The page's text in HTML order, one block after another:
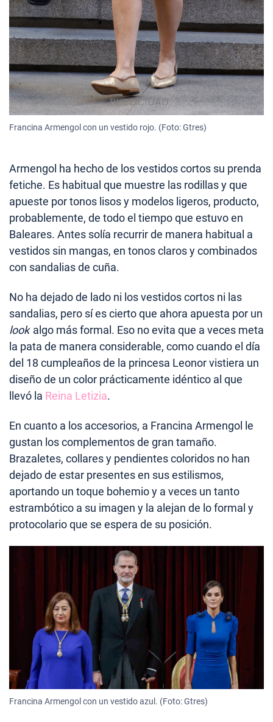
Francina Armengol con un vestido rojo. (Foto: Gtres)
Armengol ha hecho de los vestidos cortos su prenda
fetiche. Es habitual que muestre las rodillas y que
apueste por tonos lisos y modelos ligeros, producto,
probablemente, de todo el tiempo que estuvo en
Baleares. Antes solía recurrir de manera habitual a
vestidos sin mangas, en tonos claros y combinados
con sandalias de cuña.
No ha dejado de lado ni los vestidos cortos ni las
sandalias, pero sí es cierto que ahora apuesta por un
lookalgo más formal. Eso no evita que a veces meta
la pata de manera considerable, como cuando el día
del 18 cumpleaños de la princesa Leonor vistiera un
diseño de un color prácticamente idéntico al que
llevó la Reina Letizia.
En cuanto a los accesorios, a Francina Armengol le
gustan los complementos de gran tamaño.
Brazaletes, collares y pendientes coloridos no han
dejado de estar presentes en sus estilismos,
aportando un toque bohemio y a veces un tanto
estrambótico a su imagen y la alejan de lo formal y
protocolario que se espera de su posición.
Francina Armengol con un vestido azul. (Foto: Gtres)